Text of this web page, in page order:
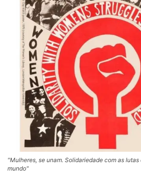
"Mulheres, se unam. Solidariedade com as
mundo"